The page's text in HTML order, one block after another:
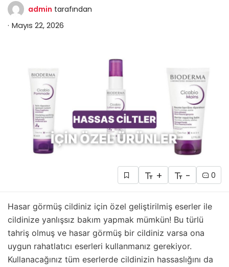
admin tarafından
Mayıs 22, 2026
+ - 0
Hasar görmüş cildiniz için özel geliştirilmiş eserler ile
cildinize yanlışsız bakım yapmak mümkün! Bu türlü
tahriş olmuş ve hasar görmüş bir cildiniz varsa ona
uygun rahatlatıcı eserleri kullanmanız gerekiyor.
Kullanacağınız tüm eserlerde cildinizin hassaslığını da